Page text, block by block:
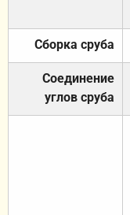
Сборка сруба
Соединение
углов сруба